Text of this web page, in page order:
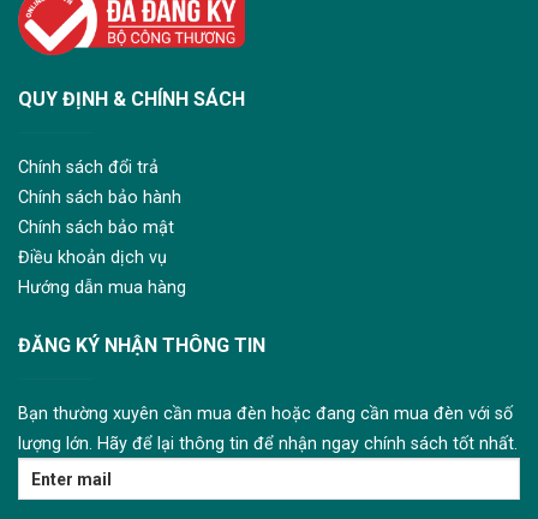
QUY ĐỊNH & CHÍNH SÁCH
Chính sách đổi trả
Chính sách bảo hành
Chính sách bảo mật
Điều khoản dịch vụ
Hướng dẫn mua hàng
ĐĂNG KÝ NHẬN THÔNG TIN
Bạn thường xuyên cần mua đèn hoặc đang cần mua đèn với số
lượng lớn. Hãy để lại thông tin để nhận ngay chính sách tốt nhất.